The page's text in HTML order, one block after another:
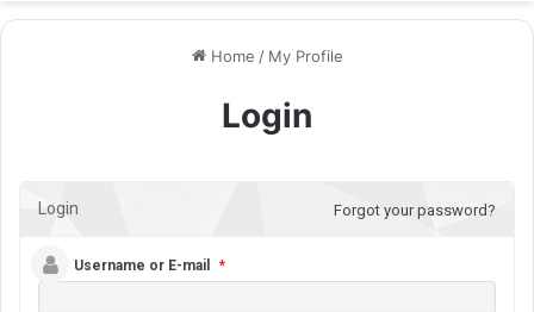
Home / My Profile
Login
Login Forgot your password?
Username or E-mail *